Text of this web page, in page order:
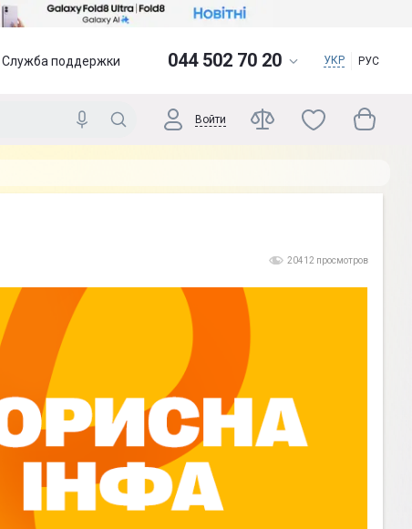
Служба поддержки 044 502 70 20 УКР РУС
Войти
20412 просмотров